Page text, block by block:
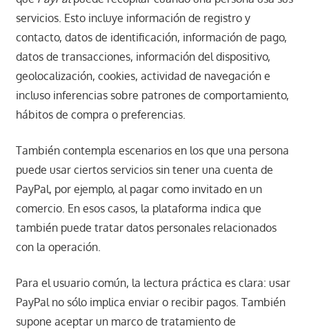
servicios. Esto incluye información de registro y
contacto, datos de identificación, información de pago,
datos de transacciones, información del dispositivo,
geolocalización, cookies, actividad de navegación e
incluso inferencias sobre patrones de comportamiento,
hábitos de compra o preferencias.
También contempla escenarios en los que una persona
puede usar ciertos servicios sin tener una cuenta de
PayPal, por ejemplo, al pagar como invitado en un
comercio. En esos casos, la plataforma indica que
también puede tratar datos personales relacionados
con la operación.
Para el usuario común, la lectura práctica es clara: usar
PayPal no sólo implica enviar o recibir pagos. También
supone aceptar un marco de tratamiento de